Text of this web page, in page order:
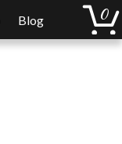
Blog